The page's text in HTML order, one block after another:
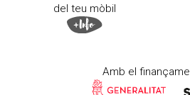
del teu mòbil
Amb el